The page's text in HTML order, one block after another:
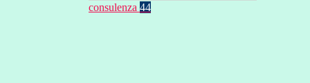
consulenza 44